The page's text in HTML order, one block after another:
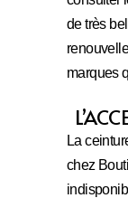
de très
marques
La
chez